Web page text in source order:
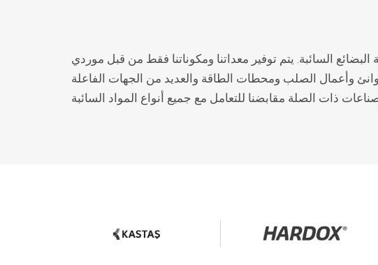
البضائع السائبة. يتم توفير معداتنا ومكوناتنا فقط من قبل موردي
وأعمال الصلب ومحطات الطاقة والعديد من الجهات الفاعلة